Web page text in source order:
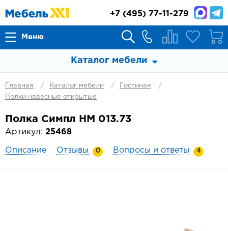
Меню
+7 (495) 77-11-279
Каталог мебели
Главная Каталог мебели
Гостиная
Полки навесные открытые
Полка Симпл НМ 013.73
Артикул: 25468
Описание Отзывы 0 Вопросы и ответы 4